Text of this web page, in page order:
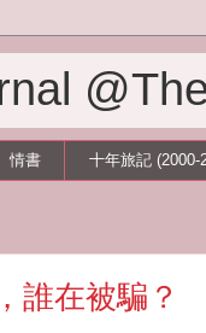
情書 十年旅記 (2000-
誰在被騙？